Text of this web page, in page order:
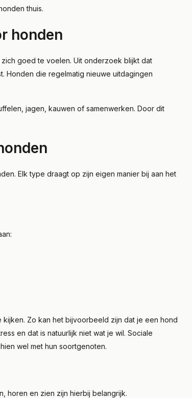
thuis.
honden
goed te voelen. Uit onderzoek blijkt dat
Honden die regelmatig nieuwe uitdagingen
jagen, kauwen of samenwerken. Door dit
Elk type draagt op zijn eigen manier bij aan het
Zo kan het bijvoorbeeld zijn dat je een hond
en dat is natuurlijk niet wat je wil. Sociale
wel met hun soortgenoten.
horen en zien zijn hierbij belangrijk.